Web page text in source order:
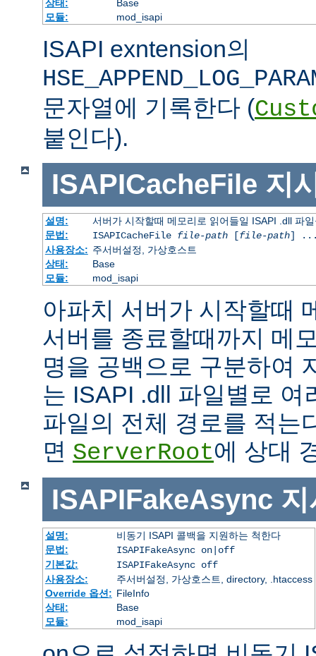
상태:
Base
모듈:
mod_isapi
ISAPI exntension의
문자열에 기록한다 (
붙인다).
ISAPICacheFile 지
설명:
서버가 시작할때 메모리로 읽어들일 ISAPI .dll 파
문법:
ISAPICacheFile file-path[file-path]
사용장소: 주서버설정, 가상호스트
상태:
Base
모듈:
mod_isapi
아파치 서버가 시작할때
서버를 종료할때까지 메
명을 공백으로 구분하여
는 ISAPI .dll 파일별로 여
파일의 전체 경로를 적는
면 ServerRoot에 상대
ISAPIFakeAsync 지
설명:
비동기 ISAPI 콜백을 지원하는 척한다
문법:
ISAPIFakeAsync on|off
기본값:
ISAPIFakeAsync off
사용장소:
주서버설정, 가상호스트, directory, .htaccess
Override 옵션: FileInfo
상태:
Base
모듈:
mod_isapi